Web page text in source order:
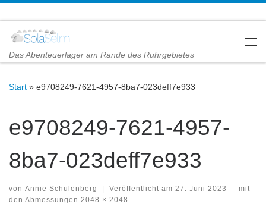
Das Abenteuerlager am Rande des Ruhrgebietes
Start » e9708249-7621-4957-8ba7-023deff7e933
e9708249-7621-4957-
8ba7-023deff7e933
von Annie Schulenberg Veröffentlicht am 27. Juni 2023 -
mit
den Abmessungen 2048 × 2048